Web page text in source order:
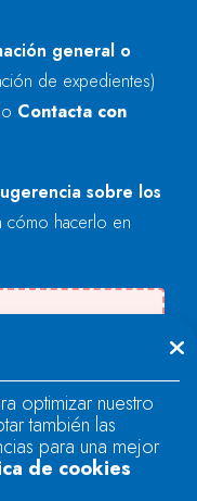
general o
de expedientes)
Contacta con
sobre los
cómo hacerlo en
el campo
optimizar nuestro
también las
para una mejor
de cookies